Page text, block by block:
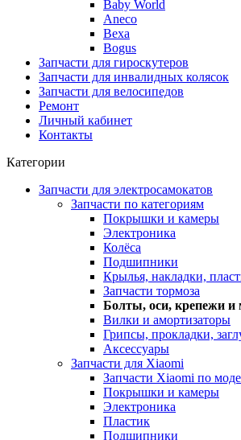
Baby World
Aneco
Bexa
Bogus
Запчасти для гироскутеров
Запчасти для инвалидных колясок
Запчасти для велосипедов
Ремонт
Личный кабинет
Контакты
Категории
Запчасти для электросамокатов
Запчасти по категориям
Покрышки и камеры
Электроника
Колёса
Подшипники
Крылья, накладки,
Запчасти тормоза
Болты, оси, крепежи и
Вилки и амортизаторы
Грипсы, прокладки,
Аксессуары
Запчасти для Xiaomi
Запчасти Xiaomi по
Покрышки и камеры
Электроника
Пластик
Подшипники